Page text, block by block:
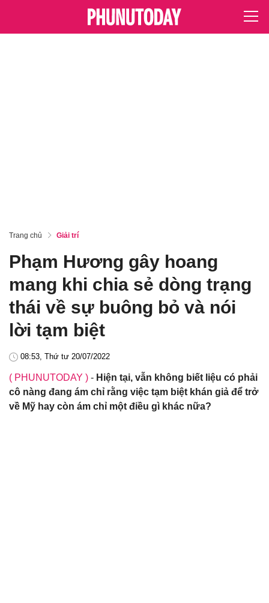
Trang chủ Giải trí
Phạm Hương gây hoang
mang khi chia sẻ dòng trạng
thái về sự buông bỏ và nói
lời tạm biệt
08:53, Thứ tư 20/07/2022
( PHUNUTODAY ) - Hiện tại, vẫn không biết liệu có phải
cô nàng đang ám chỉ rằng việc tạm biệt khán giả để trở
về Mỹ hay còn ám chỉ một điều gì khác nữa?